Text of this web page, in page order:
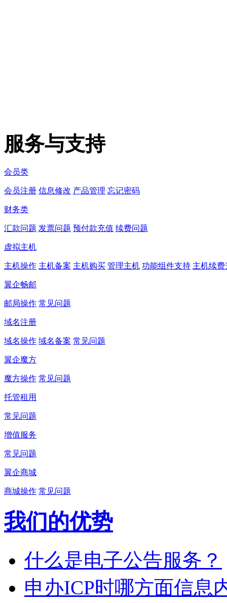
服务与支持
会员类
会员注册 信息修改 产品管理 忘记密码
财务类
汇款问题 发票问题 预付款充值 续费问题
虚拟主机
主机操作 主机备案 主机购买 管理主机 功能组件支持 主机续费
翼企畅邮
邮局操作 常见问题
域名注册
域名操作 域名备案 常见问题
翼企魔方
魔方操作 常见问题
托管租用
常见问题
增值服务
常见问题
翼企商城
商城操作 常见问题
我们的优势
什么是电子公告服务？
申办ICP时哪方面信息